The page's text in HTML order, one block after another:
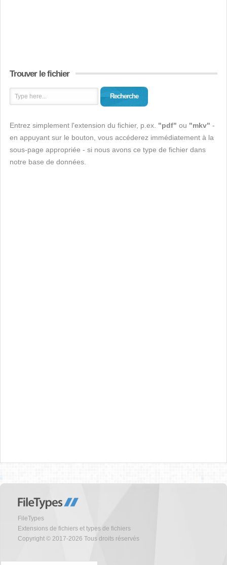
Trouver le fichier
Recherche
Entrez simplement l'extension du fichier, p.ex. "pdf" ou "mkv" -
en appuyant sur le bouton, vous accéderez immédiatement à la
sous-page appropriée - si nous avons ce type de fichier dans
notre base de données.
FileTypes
Extensions de fichiers et types de fichiers
Copyright © 2017-2026 Tous droits réservés